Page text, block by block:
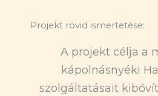
Projekt rövid ismertetése:
A projekt célja a
kápolnásnyéki
szolgáltatásait